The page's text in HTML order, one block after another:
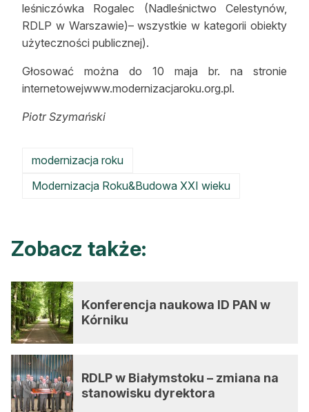
leśniczówka Rogalec (Nadleśnictwo Celestynów,
RDLP w Warszawie)– wszystkie w kategorii obiekty
użyteczności publicznej).
Głosować można do 10 maja br. na stronie
internetowejwww.modernizacjaroku.org.pl.
Piotr Szymański
modernizacja roku
Modernizacja Roku&Budowa XXI wieku
Zobacz także:
Konferencja naukowa ID PAN w
Kórniku
RDLP w Białymstoku – zmiana na
stanowisku dyrektora